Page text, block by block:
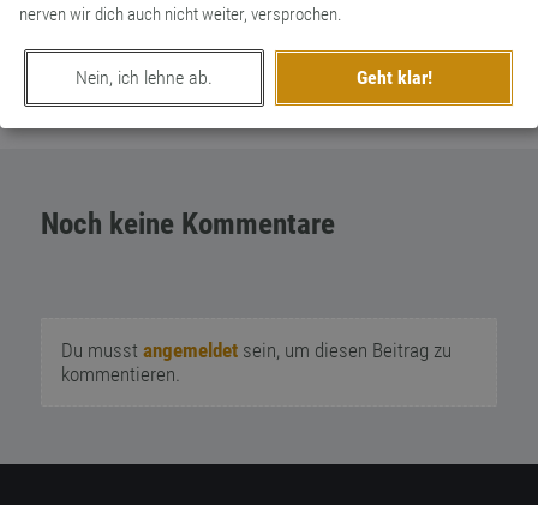
nerven wir dich auch nicht weiter, versprochen.
Nein, ich lehne ab. Geht klar!
erschaffen vonClausDiventres
Noch keine Kommentare
Du musst angemeldetsein, um diesen Beitrag zu
kommentieren.